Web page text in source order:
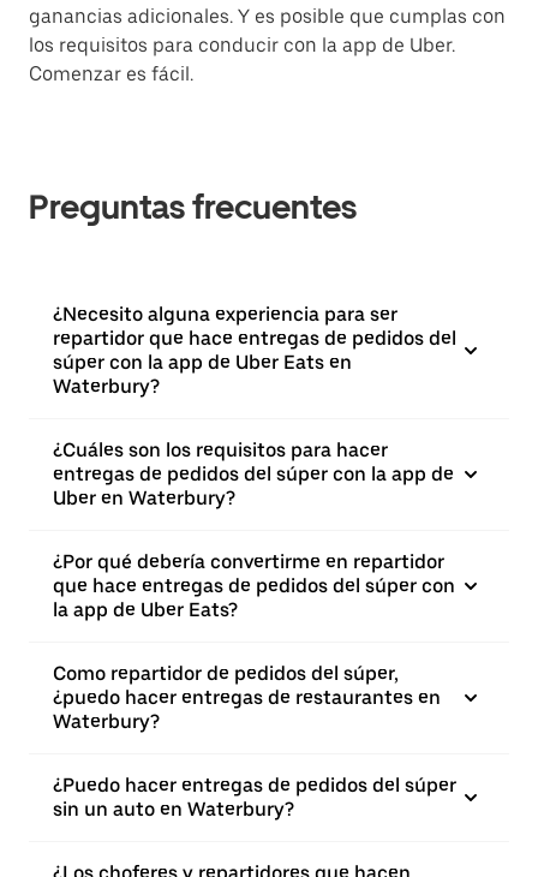
ganancias adicionales. Y es posible que cumplas con
los requisitos para conducir con la app de Uber.
Comenzar es fácil.
Preguntas frecuentes
¿Necesito alguna experiencia para ser
repartidor que hace entregas de pedidos del
súper con la app de Uber Eats en
Waterbury?
¿Cuáles son los requisitos para hacer
entregas de pedidos del súper con la app de
Uber en Waterbury?
¿Por qué debería convertirme en repartidor
que hace entregas de pedidos del súper con
la app de Uber Eats?
Como repartidor de pedidos del súper,
¿puedo hacer entregas de restaurantes en
Waterbury?
¿Puedo hacer entregas de pedidos del súper
sin un auto en Waterbury?